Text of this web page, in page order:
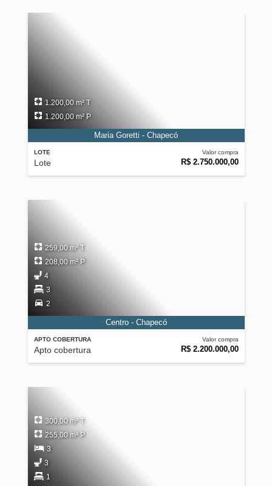
LOTE
Lote
Valor compra
R$ 2.750.000,00
1.200,00 m² T
1.200,00 m² P
Maria Goretti - Chapecó
APTO COBERTURA
Apto cobertura
Valor compra
R$ 2.200.000,00
259,00 m² T
208,00 m² P
4
3
2
Centro - Chapecó
300,00 m² T
255,00 m² P
3
3
1